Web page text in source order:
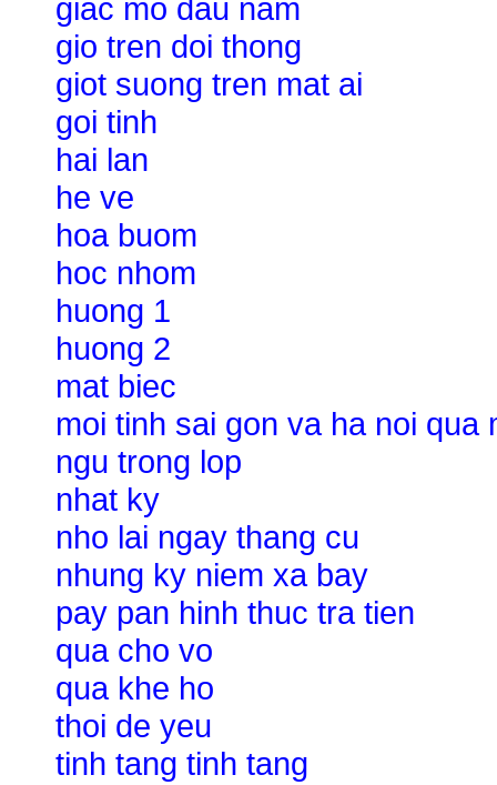
giac mo dau nam
gio tren doi thong
giot suong tren mat ai
goi tinh
hai lan
he ve
hoa buom
hoc nhom
huong 1
huong 2
mat biec
moi tinh sai gon va ha noi qua
ngu trong lop
nhat ky
nho lai ngay thang cu
nhung ky niem xa bay
pay pan hinh thuc tra tien
qua cho vo
qua khe ho
thoi de yeu
tinh tang tinh tang